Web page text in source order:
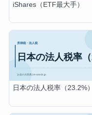
iShares（ETF最大手）
日本の法人税率（23.2%）